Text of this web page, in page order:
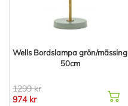
Wells Bordslampa grön/mässing
50cm
1299 kr
974 kr